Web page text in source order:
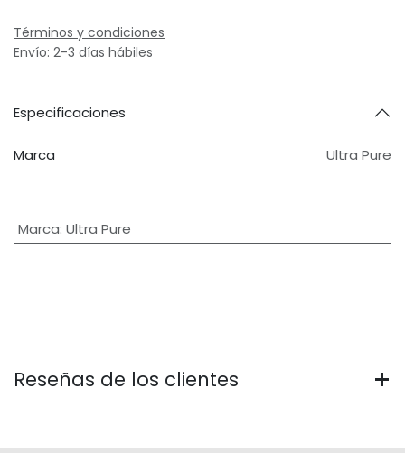
Términos y condiciones
Envío: 2-3 días hábiles
Especificaciones
Marca Ultra Pure
Marca: Ultra Pure
Reseñas de los clientes